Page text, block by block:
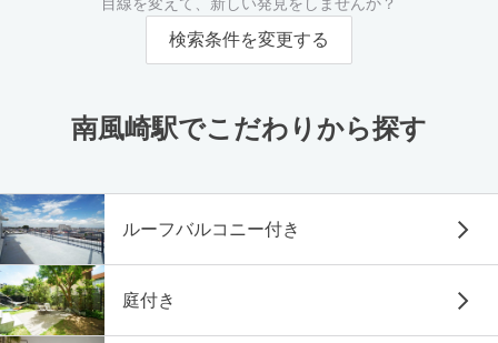
検索条件を変更する
南風崎駅でこだわりから探す
ルーフバルコニー付き
庭付き